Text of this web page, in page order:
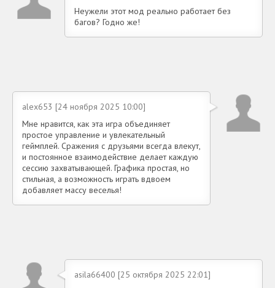
Неужели этот мод реально работает без
багов? Годно же!
alex653 [24 ноября 2025 10:00]
Мне нравится, как эта игра объединяет
простое управление и увлекательный
геймплей. Сражения с друзьями всегда влекут,
и постоянное взаимодействие делает каждую
сессию захватывающей. Графика простая, но
стильная, а возможность играть вдвоем
добавляет массу веселья!
asila66400 [25 октября 2025 22:01]